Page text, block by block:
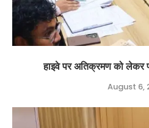
हाइवे पर अतिक्रमण को
August 6,